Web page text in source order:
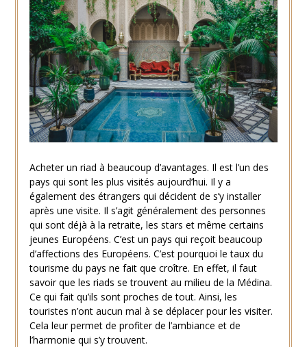
Acheter un riad à beaucoup d’avantages. Il est l’un des
pays qui sont les plus visités aujourd’hui. Il y a
également des étrangers qui décident de s’y installer
après une visite. Il s’agit généralement des personnes
qui sont déjà à la retraite, les stars et même certains
jeunes Européens. C’est un pays qui reçoit beaucoup
d’affections des Européens. C’est pourquoi le taux du
tourisme du pays ne fait que croître. En effet, il faut
savoir que les riads se trouvent au milieu de la Médina.
Ce qui fait qu’ils sont proches de tout. Ainsi, les
touristes n’ont aucun mal à se déplacer pour les visiter.
Cela leur permet de profiter de l’ambiance et de
l’harmonie qui s’y trouvent.